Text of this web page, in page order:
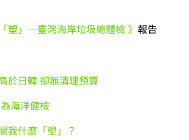
塑」—臺灣海岸垃圾總體檢 》 報告
於日韓 卻無清理預算
海洋健檢
我什麼「塑」？